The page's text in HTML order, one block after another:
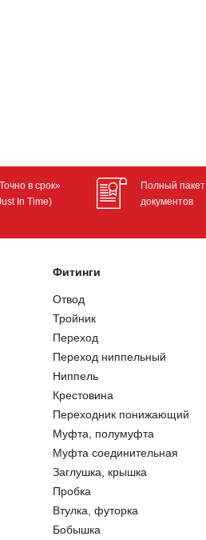
в срок»
In Time)
Полный пакет
документов
Фитинги
Отвод
Тройник
Переход
Переход ниппельный
Ниппель
Крестовина
Переходник понижающий
Муфта, полумуфта
Муфта соединительная
Заглушка, крышка
Пробка
Втулка, футорка
Бобышка